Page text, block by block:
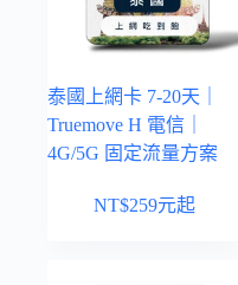
泰國上網卡 7-20天｜
Truemove H 電信｜
4G/5G 固定流量方案
NT$259元起